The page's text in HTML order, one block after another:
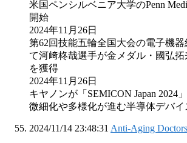
米国ペンシルベニア大学のPenn
開始
2024年11月26日
第62回技能五輪全国大会の電子機
て河﨑柊哉選手が金メダル・國弘
を獲得
2024年11月26日
キヤノンが「SEMICON Japan 2024
微細化や多様化が進む半導体デバ
2024/11/14 23:48:31 Anti-Aging Doctors